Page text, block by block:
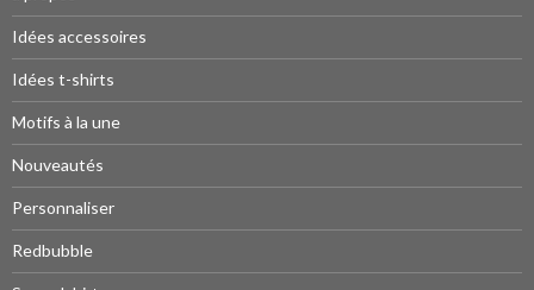
Idées accessoires
Idées t-shirts
Motifs à la une
Nouveautés
Personnaliser
Redbubble